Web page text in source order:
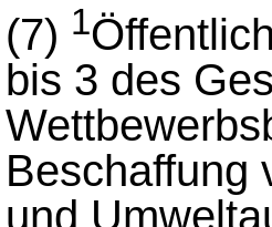
(7) 1
bis 3 des
Beschaffung
und